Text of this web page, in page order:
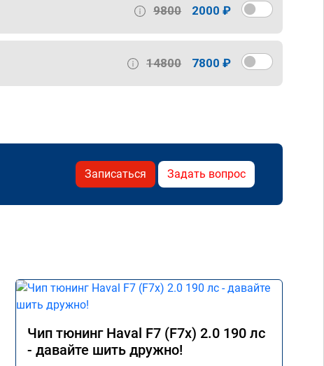
9800 2000 ₽
14800 7800 ₽
Записаться Задать вопрос
Чип тюнинг Haval F7 (F7x) 2.0 190 лс
- давайте шить дружно!